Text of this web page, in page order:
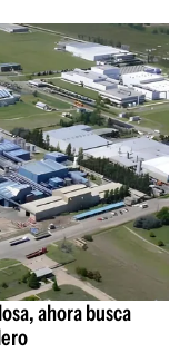
ahora busca